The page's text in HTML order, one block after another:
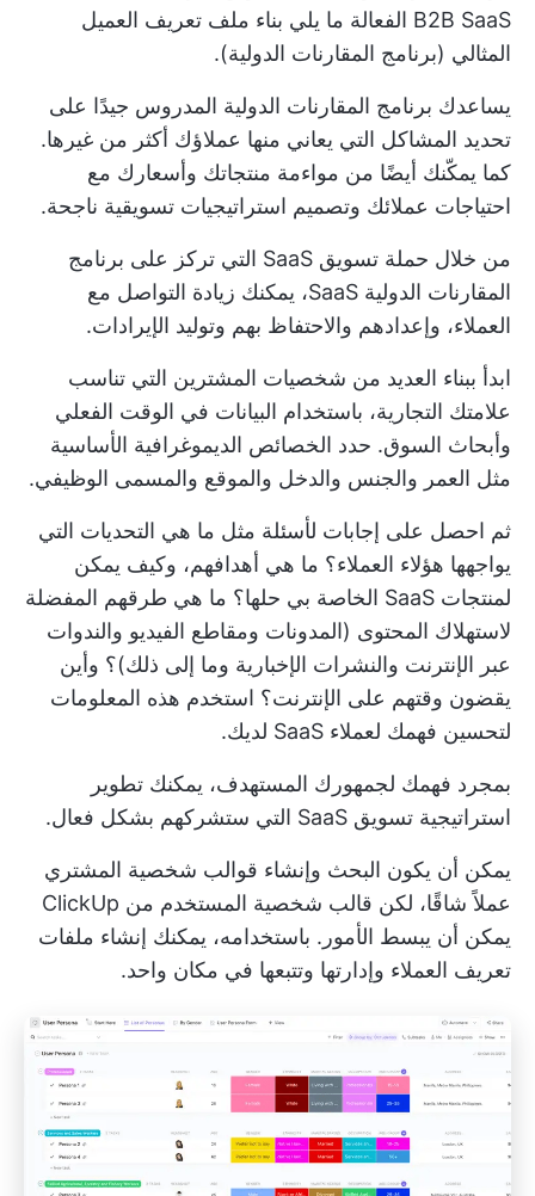
B2B SaaS الفعالة ما يلي
بناء ملف تعريف العميل
المثالي (برنامج المقارنات الدولية).
يساعدك برنامج المقارنات الدولية المدروس جيدًا على
تحديد المشاكل التي يعاني منها عملاؤك أكثر من غيرها.
كما يمكّنك أيضًا من مواءمة منتجاتك وأسعارك مع
احتياجات عملائك وتصميم استراتيجيات تسويقية ناجحة.
من خلال حملة تسويق SaaS التي تركز على برنامج
المقارنات الدولية SaaS، يمكنك زيادة التواصل مع
العملاء، وإعدادهم والاحتفاظ بهم وتوليد الإيرادات.
ابدأ ببناء العديد من شخصيات المشترين التي تناسب
علامتك التجارية، باستخدام البيانات في الوقت الفعلي
وأبحاث السوق. حدد الخصائص الديموغرافية الأساسية
مثل العمر والجنس والدخل والموقع والمسمى الوظيفي.
ثم احصل على إجابات لأسئلة مثل ما هي التحديات التي
يواجهها هؤلاء العملاء؟ ما هي أهدافهم، وكيف يمكن
لمنتجات SaaS الخاصة بي حلها؟ ما هي طرقهم المفضلة
لاستهلاك المحتوى (المدونات ومقاطع الفيديو والندوات
عبر الإنترنت والنشرات الإخبارية وما إلى ذلك)؟ وأين
يقضون وقتهم على الإنترنت؟ استخدم هذه المعلومات
لتحسين فهمك لعملاء SaaS لديك.
بمجرد فهمك لجمهورك المستهدف، يمكنك تطوير
استراتيجية تسويق SaaS التي ستشركهم بشكل فعال.
يمكن أن يكون البحث وإنشاء قوالب شخصية المشتري
عملاً شاقًا، لكن قالب شخصية المستخدم من ClickUp
يمكن أن يبسط الأمور. باستخدامه، يمكنك إنشاء ملفات
تعريف العملاء وإدارتها وتتبعها في مكان واحد.